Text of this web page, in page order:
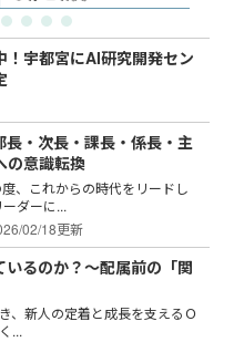
！宇都宮にAI研究開発セン
長・次長・課長・係長・主
の意識転換
、これからの時代をリードし
ダーに...
02/18更新
るのか？～配属前の「関
、新人の定着と成長を支えるＯ
...